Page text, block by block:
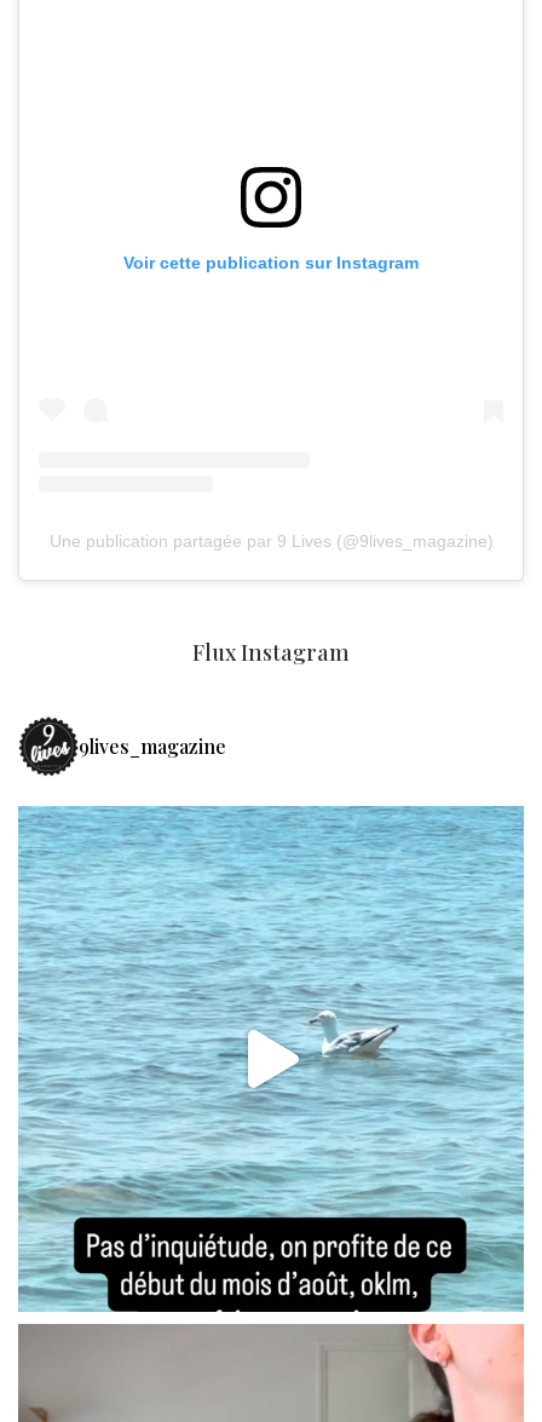
Voir cette publication sur Instagram
Une publication partagée par 9 Lives (@9lives_magazine)
Flux Instagram
9lives_magazine